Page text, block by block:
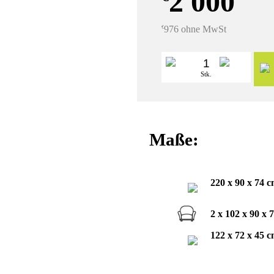
€976 ohne MwSt
Stk.
Maße:
220 x 90 x 74
2 x 102 x 90 x
122 x 72 x 45